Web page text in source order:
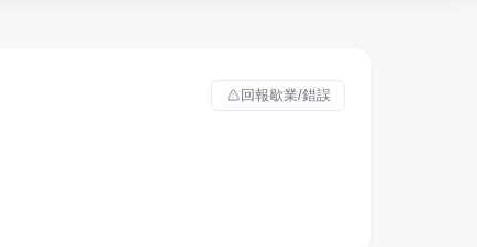
回報歇業/錯誤